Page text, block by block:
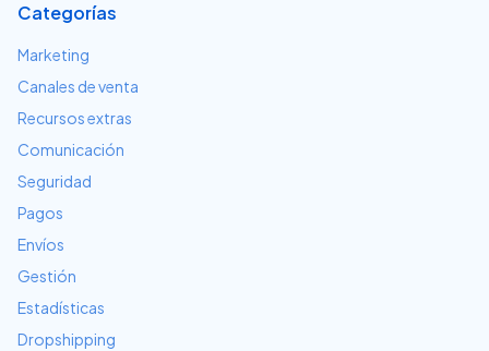
Categorías
Marketing
Canales de venta
Recursos extras
Comunicación
Seguridad
Pagos
Envíos
Gestión
Estadísticas
Dropshipping